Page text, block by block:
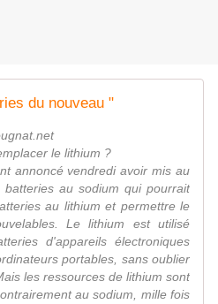
du nouveau "
le lithium ?
annoncé vendredi avoir mis au
au sodium qui pourrait
au lithium et permettre le
Le lithium est utilisé
d'appareils électroniques
portables, sans oublier
les ressources de lithium sont
au sodium, mille fois